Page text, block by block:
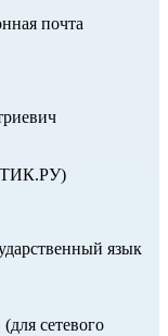
почта
язык
сетевого